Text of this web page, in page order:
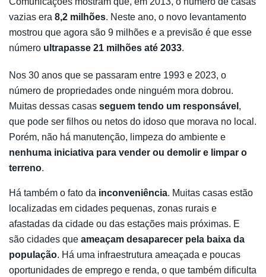
vazias era 8,2 milhões. Neste ano, o novo levantamento
mostrou que agora são 9 milhões e a previsão é que esse
número ultrapasse 21 milhões até 2033.
Nos 30 anos que se passaram entre 1993 e 2023, o
número de propriedades onde ninguém mora dobrou.
Muitas dessas casas seguem tendo um responsável ,
que pode ser filhos ou netos do idoso que morava no local.
Porém, não há manutenção, limpeza do ambiente e
nenhuma iniciativa para vender ou demolir e limpar o
terreno.
Há também o fato da inconveniência. Muitas casas estão
localizadas em cidades pequenas, zonas rurais e
afastadas da cidade ou das estações mais próximas. E
são cidades que ameaçam desaparecer pela baixa da
população. Há uma infraestrutura ameaçada e poucas
oportunidades de emprego e renda, o que também dificulta